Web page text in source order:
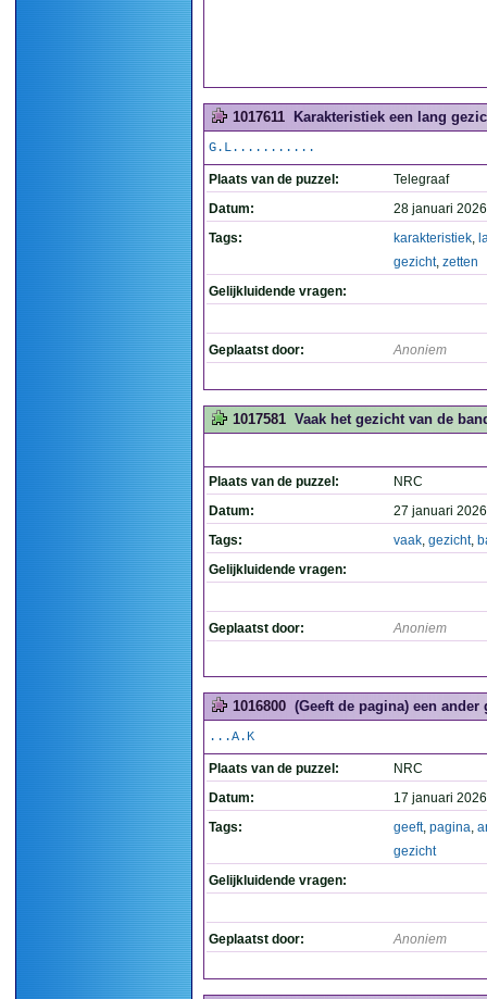
1017611 Karakteristiek een lang
G.L...........
Plaats van de puzzel:
Telegraaf
Datum:
28 januari
Tags:
karakteristiek,
gezicht, zetten
Gelijkluidende vragen:
Geplaatst door: Anoniem
1017581 Vaak het gezicht van de
Plaats van de puzzel:
NRC
Datum:
27 januari
Tags:
vaak, gezicht,
Gelijkluidende vragen:
Geplaatst door: Anoniem
1016800 (Geeft de pagina) een ander
...A.K
Plaats van de puzzel:
NRC
Datum:
17 januari
Tags:
geeft, pagina,
gezicht
Gelijkluidende vragen:
Geplaatst door: Anoniem